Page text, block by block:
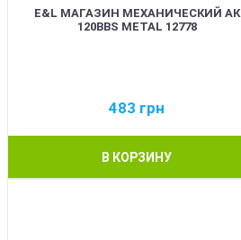
E&L МАГАЗИН МЕХАНИЧЕСКИЙ АК
120BBS METAL 12778
483 грн
В КОРЗИНУ